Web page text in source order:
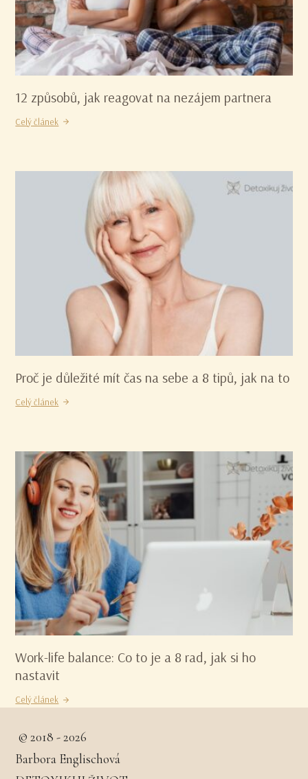
12 způsobů, jak reagovat na nezájem partnera
Celý článek
Proč je důležité mít čas na sebe a 8 tipů, jak na to
Celý článek
Work-life balance: Co to je a 8 rad, jak si ho
nastavit
Celý článek
© 2018 - 2026
Barbora Englischová